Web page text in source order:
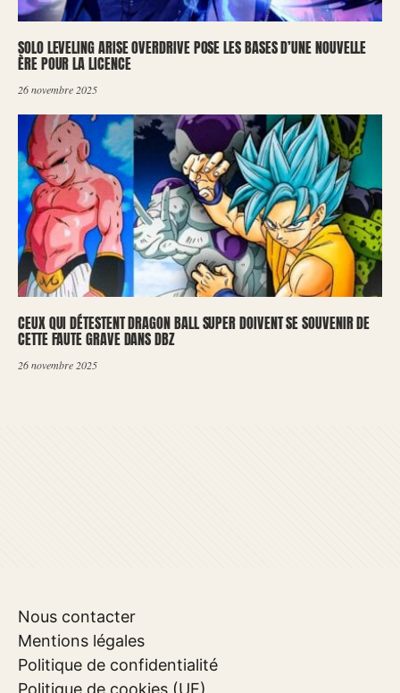
SOLO LEVELING ARISE OVERDRIVE POSE LES BASES D’UNE NOUVELLE
ÈRE POUR LA LICENCE
26 novembre 2025
CEUX QUI DÉTESTENT DRAGON BALL SUPER DOIVENT SE SOUVENIR DE
CETTE FAUTE GRAVE DANS DBZ
26 novembre 2025
Nous contacter
Mentions légales
Politique de confidentialité
Politique de cookies (UE)